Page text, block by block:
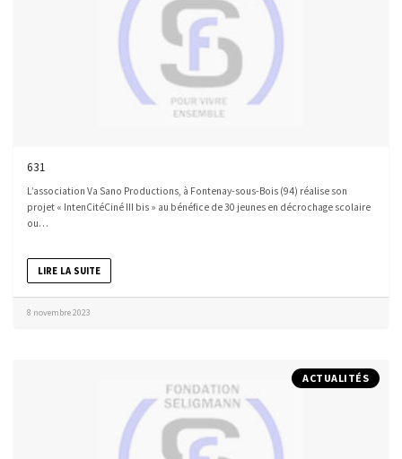
631
L’association Va Sano Productions, à Fontenay-sous-Bois (94) réalise son
projet « IntenCitéCiné III bis » au bénéfice de 30 jeunes en décrochage scolaire
ou…
LIRE LA SUITE
8 novembre 2023
ACTUALITÉS